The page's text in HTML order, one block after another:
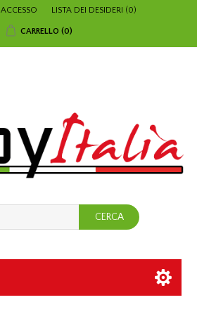
ACCESSO LISTA DEI DESIDERI (0)
CARRELLO (0)